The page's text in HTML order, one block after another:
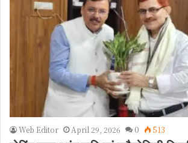
Web Editor April 29, 2026 0 513